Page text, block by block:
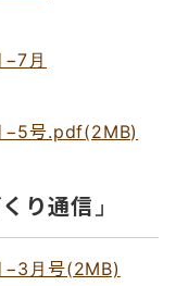
月
−5号.pdf(2MB)
り通信」
−3月号(2MB)